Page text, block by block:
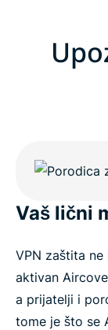
Vaš lični
VPN zaštita
aktivan
a prijatelji i
tome je što se